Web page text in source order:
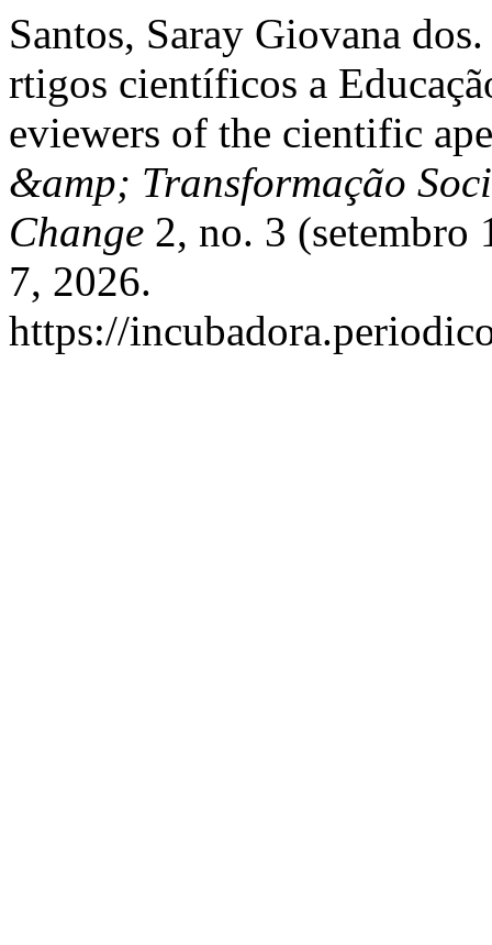
Santos, Saray Giovana
rtigos científicos a
eviewers of the cientific
&amp; Transformação
Change 2, no. 3 (setembro
7, 2026.
https://